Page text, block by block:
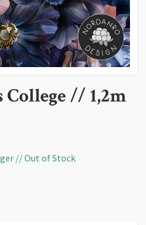
// 1,2m
// Out of Stock